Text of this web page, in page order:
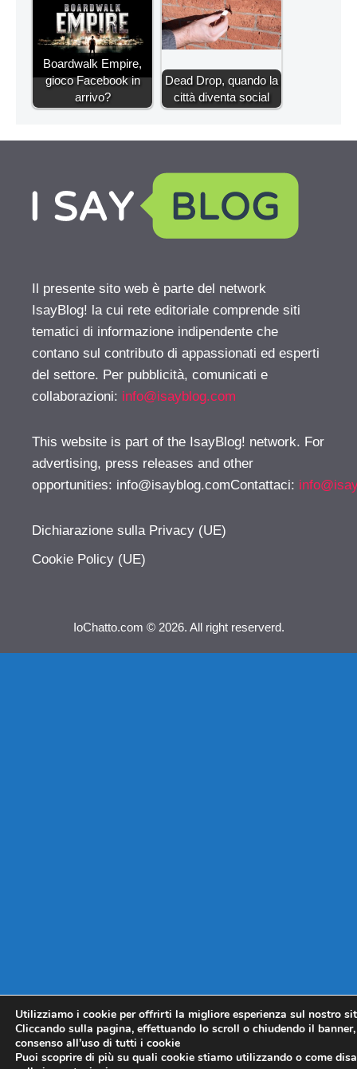
Boardwalk Empire,
gioco Facebook in
arrivo?
Dead Drop, quando la
città diventa social
Il presente sito web è parte del network
IsayBlog! la cui rete editoriale comprende siti
tematici di informazione indipendente che
contano sul contributo di appassionati ed esperti
del settore. Per pubblicità, comunicati e
collaborazioni: info@isayblog.com
This website is part of the IsayBlog! network. For
advertising, press releases and other
opportunities: info@isayblog.comContattaci:
Dichiarazione sulla Privacy (UE)
Cookie Policy (UE)
IoChatto.com © 2026. All right reserverd.
Utilizziamo i cookie per offrirti la migliore esperienza sul nostro
Cliccando sulla pagina, effettuando lo scroll o chiudendo il
consenso all’uso di tutti i cookie
Puoi scoprire di più su quali cookie stiamo utilizzando o come